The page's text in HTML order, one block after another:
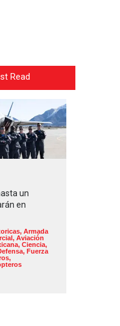
Read
un
en
, Armada
, Aviación
, Ciencia,
, Fuerza
,